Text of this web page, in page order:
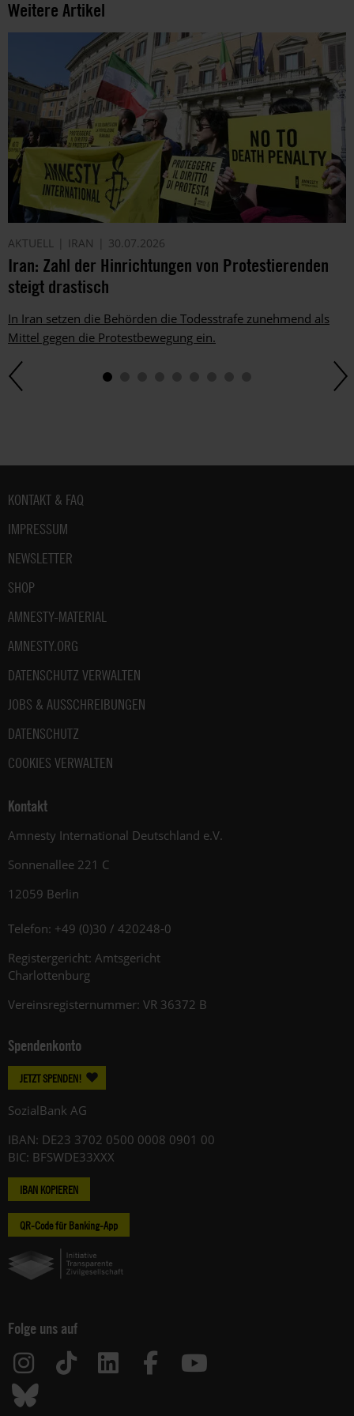
Weitere Artikel
AKTUELL IRAN 30.07.2026
Iran: Zahl der Hinrichtungen von Protestierenden
steigt drastisch
In Iran setzen die Behörden die Todesstrafe zunehmend als
Mittel gegen die Protestbewegung ein.
Fußbereich
KONTAKT & FAQ
IMPRESSUM
NEWSLETTER
SHOP
AMNESTY-MATERIAL
AMNESTY.ORG
DATENSCHUTZ VERWALTEN
JOBS & AUSSCHREIBUNGEN
DATENSCHUTZ
COOKIES VERWALTEN
Kontakt
Amnesty International Deutschland e.V.
Sonnenallee 221 C
12059 Berlin
Telefon: +49 (0)30 / 420248-0
Registergericht: Amtsgericht
Charlottenburg
Vereinsregisternummer: VR 36372 B
Spendenkonto
JETZT SPENDEN!
SozialBank AG
IBAN: DE23 3702 0500 0008 0901 00
BIC: BFSWDE33XXX
IBAN KOPIEREN
QR-Code für Banking-App
Folge uns auf